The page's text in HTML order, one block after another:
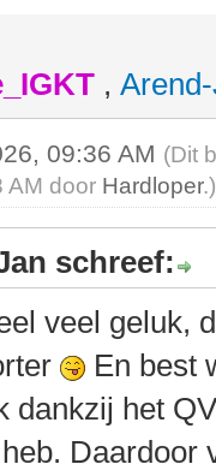
,
09:36 AM (Dit
AM door Hardloper.)
schreef:
veel geluk,
En best
dankzij het
Daardoor